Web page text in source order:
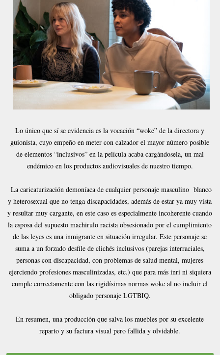
Lo único que sí se evidencia es la vocación “woke” de la directora y
guionista, cuyo empeño en meter con calzador el mayor número posible
de elementos “inclusivos” en la película acaba cargándosela, un mal
endémico en los productos audiovisuales de nuestro tiempo.
La caricaturización demoníaca de cualquier personaje masculino blanco
y heterosexual que no tenga discapacidades, además de estar ya muy vista
y resultar muy cargante, en este caso es especialmente incoherente cuando
la esposa del supuesto machirulo racista obsesionado por el cumplimiento
de las leyes es una inmigrante en situación irregular. Este personaje se
suma a un forzado desfile de clichés inclusivos (parejas interraciales,
personas con discapacidad, con problemas de salud mental, mujeres
ejerciendo profesiones masculinizadas, etc.) que para más inri ni siquiera
cumple correctamente con las rigidísimas normas woke al no incluir el
obligado personaje LGTBIQ.
En resumen, una producción que salva los muebles por su excelente
reparto y su factura visual pero fallida y olvidable.